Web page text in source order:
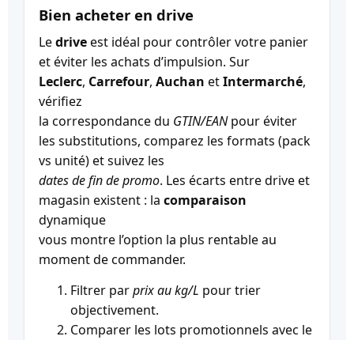
Bien acheter en drive
Ledriveest idéal pour contrôler votre panier
et éviter les achats d’impulsion. Sur
Leclerc, Carrefour, Auchan etIntermarché,
vérifiez
la correspondance du GTIN/EANpour éviter
les substitutions, comparez les formats (pack
vs unité) et suivez les
dates de fin de promo. Les écarts entre drive et
magasin existent : la comparaison
dynamique
vous montre l’option la plus rentable au
moment de commander.
Filtrer parprix au kg/L pour trier
objectivement.
Comparer les lots promotionnels avec le